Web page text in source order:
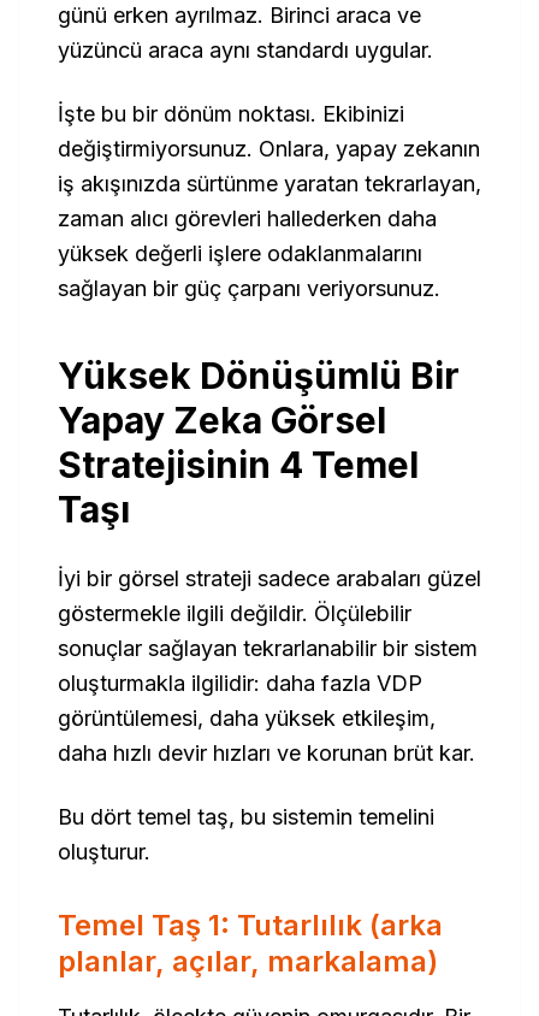
günü erken ayrılmaz. Birinci araca ve
yüzüncü araca aynı standardı uygular.
İşte bu bir dönüm noktası. Ekibinizi
değiştirmiyorsunuz. Onlara, yapay zekanın
iş akışınızda sürtünme yaratan tekrarlayan,
zaman alıcı görevleri hallederken daha
yüksek değerli işlere odaklanmalarını
sağlayan bir güç çarpanı veriyorsunuz.
Yüksek Dönüşümlü Bir
Yapay Zeka Görsel
Stratejisinin 4 Temel
Taşı
İyi bir görsel strateji sadece arabaları güzel
göstermekle ilgili değildir. Ölçülebilir
sonuçlar sağlayan tekrarlanabilir bir sistem
oluşturmakla ilgilidir: daha fazla VDP
görüntülemesi, daha yüksek etkileşim,
daha hızlı devir hızları ve korunan brüt kar.
Bu dört temel taş, bu sistemin temelini
oluşturur.
Temel Taş 1: Tutarlılık (arka
planlar, açılar, markalama)